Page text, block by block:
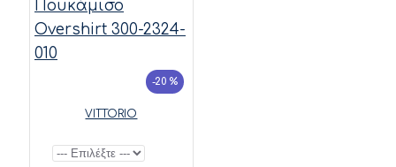
-20 %
VITTORIO